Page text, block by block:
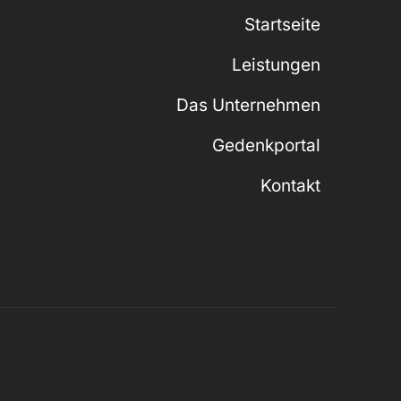
Startseite
Leistungen
Das Unternehmen
Gedenkportal
Kontakt